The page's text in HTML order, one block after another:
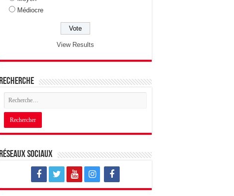
Médiocre
View Results
Recherche
Réseaux sociaux